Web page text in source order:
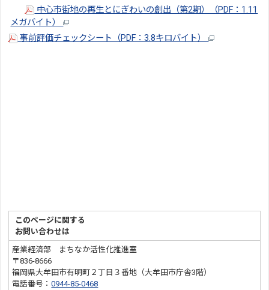
中心市街地の再生とにぎわいの創出（第2期）（PDF：1.11
メガバイト）
事前評価チェックシート（PDF：3.8キロバイト）
このページに関する
お問い合わせは
産業経済部 まちなか活性化推進室
〒836-8666
福岡県大牟田市有明町２丁目３番地（大牟田市庁舎3階）
電話番号：0944-85-0468